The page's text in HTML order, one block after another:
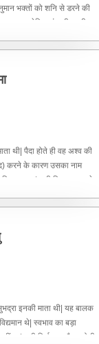
भक्तों को शनि से डरने की
चाहा लेकिन मुंह की खानी
थी| पैदा होते ही वह अश्व की
करने के कारण उसका नाम
वाला था| तभी पिता का उसके
इनकी माता थी| यह बालक
थे| स्वभाव का बड़ा
था| इसी निर्भयता और क्रोधी